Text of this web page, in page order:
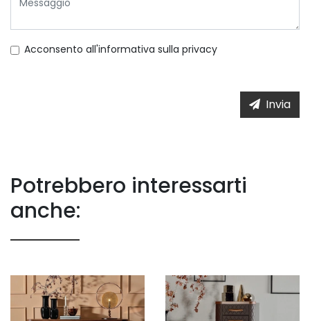
Acconsento all'informativa sulla privacy
Invia
Potrebbero interessarti
anche: